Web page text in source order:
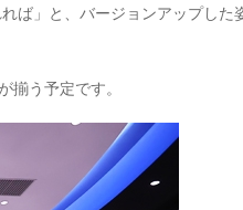
ば」と、バージョンアップした
う予定です。